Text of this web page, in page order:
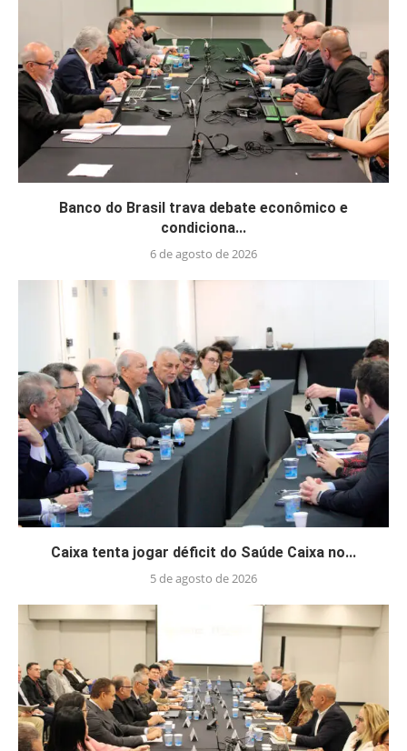
Banco do Brasil trava debate econômico e
condiciona...
6 de agosto de 2026
Caixa tenta jogar déficit do Saúde Caixa no...
5 de agosto de 2026